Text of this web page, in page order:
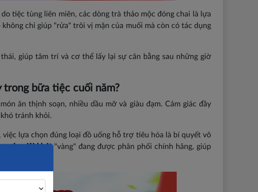
tiệc tùng liên miên, các dòng trà thảo mộc đóng chai là lựa
chỉ giúp "rửa" trôi vị mặn của muối mà còn có tác dụng
giúp tâm trí và cơ thể lấy lại sự cân bằng sau những giờ
trong bữa tiệc cuối năm?
ăn thịnh soạn, nhiều dầu mỡ và giàu đạm. Cảm giác đầy
tránh khỏi.
lựa chọn đúng loại đồ uống hỗ trợ tiêu hóa là bí quyết vô
nước giải khát"vàng" đang được phân phối chính hãng, giúp